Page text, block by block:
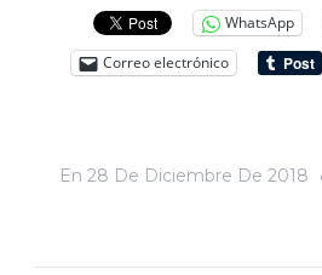
WhatsApp
Correo electrónico
En 28 De Diciembre De 2018